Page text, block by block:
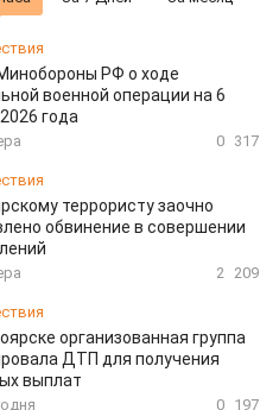
РФ о ходе
военной операции на 6
года
0 317
террористу заочно
обвинение в совершении
2 209
организованная группа
ДТП для получения
выплат
0 197